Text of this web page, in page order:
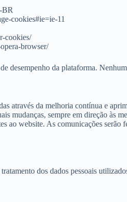
BR
cookies#ie=ie-11
cookies/
browser/
desempenho da plataforma.
através da melhoria contínua e
mudanças, sempre em direção às
ao website. As comunicações
dos dados pessoais